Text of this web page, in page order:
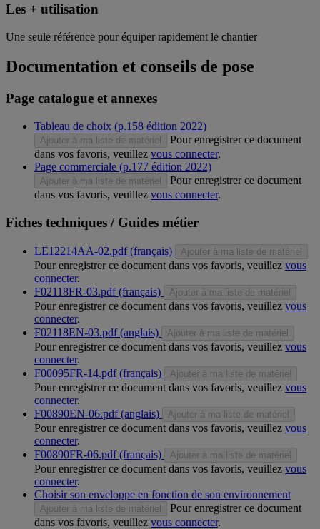
Les + utilisation
Une seule référence pour équiper rapidement le chantier
Documentation et conseils de pose
Page catalogue et annexes
Tableau de choix (p.158 édition 2022)
Ajouter à ma liste de matériel
Pour enregistrer ce document
dans vos favoris, veuillez vous connecter.
Page commerciale (p.177 édition 2022)
Ajouter à ma liste de matériel
Pour enregistrer ce document
dans vos favoris, veuillez vous connecter.
Fiches techniques / Guides métier
LE12214AA-02.pdf (français) Ajouter à ma liste de matériel
Pour enregistrer ce document dans vos favoris, veuillez vous
connecter.
F02118FR-03.pdf (français)
Ajouter à ma liste de matériel
Pour enregistrer ce document dans vos favoris, veuillez vous
connecter.
F02118EN-03.pdf (anglais)
Ajouter à ma liste de matériel
Pour enregistrer ce document dans vos favoris, veuillez vous
connecter.
F00095FR-14.pdf (français)
Ajouter à ma liste de matériel
Pour enregistrer ce document dans vos favoris, veuillez vous
connecter.
F00890EN-06.pdf (anglais)
Ajouter à ma liste de matériel
Pour enregistrer ce document dans vos favoris, veuillez vous
connecter.
F00890FR-06.pdf (français)
Ajouter à ma liste de matériel
Pour enregistrer ce document dans vos favoris, veuillez vous
connecter.
Choisir son enveloppe en fonction de son environnement
Ajouter à ma liste de matériel
Pour enregistrer ce document
dans vos favoris, veuillez vous connecter.